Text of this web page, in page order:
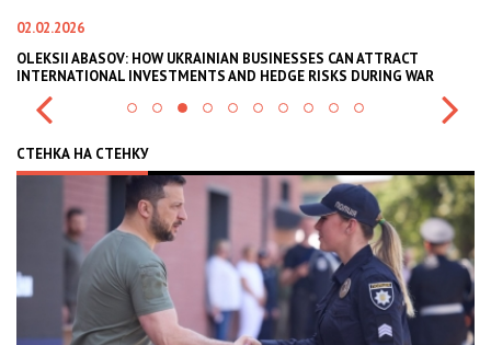
02.02.2026
OLEKSII ABASOV: HOW UKRAINIAN BUSINESSES CAN ATTRACT
INTERNATIONAL INVESTMENTS AND HEDGE RISKS DURING WAR
СТЕНКА НА СТЕНКУ